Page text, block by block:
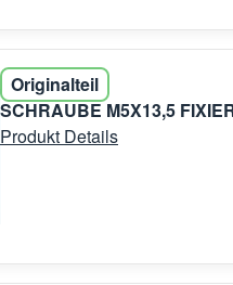
Originalteil
SCHRAUBE M5X13,5
Produkt Details